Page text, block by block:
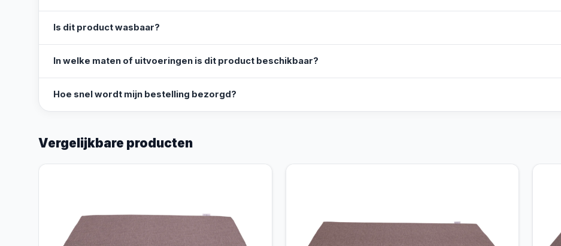
Is dit product wasbaar?
In welke maten of uitvoeringen is dit product beschikbaar?
Hoe snel wordt mijn bestelling bezorgd?
Vergelijkbare producten